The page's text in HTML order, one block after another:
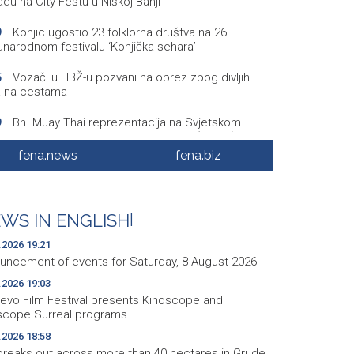
Konjic ugostio 23 folklorna društva na 26.
festivalu ‘Konjička sehara’
Vozači u HBŽ-u pozvani na oprez zbog divljih
na cestama
Bh. Muay Thai reprezentacija na Svjetskom
u najbrojnijem sastavu do sada (VIDEO)
Sutra sunčano, dnevna temperatura od 27 do 33,
Sarajevo Film Festival donosi poseban Program
u Tuzlu
fena.news fena.biz
IN ENGLISH
19:21
of events for Saturday, 8 August 2026
19:03
Film Festival presents Kinoscope and
Surreal programs
18:58